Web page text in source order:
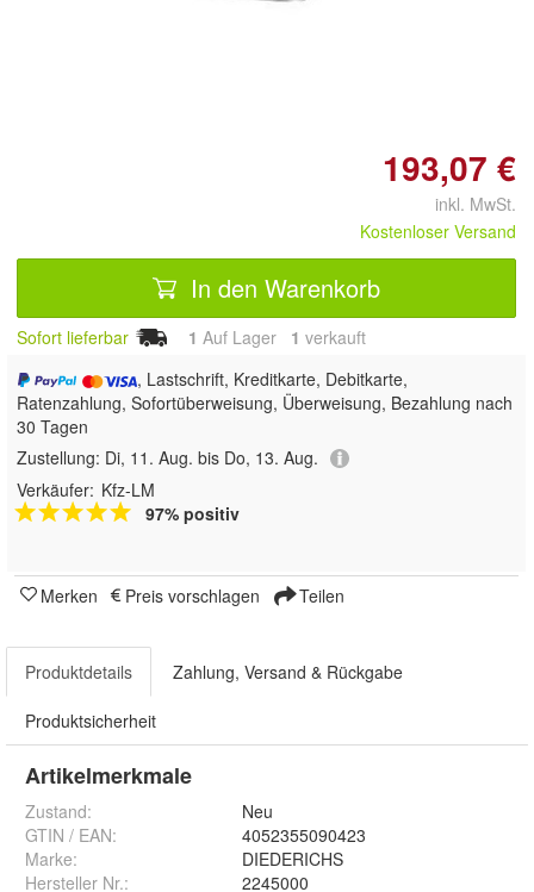
193,07 €
inkl. MwSt.
Kostenloser Versand
In den Warenkorb
Sofort lieferbar 1 Auf Lager 1 verkauft
, Lastschrift, Kreditkarte, Debitkarte,
Ratenzahlung, Sofortüberweisung, Überweisung, Bezahlung nach
30 Tagen
Zustellung: Di, 11. Aug. bis Do, 13. Aug.
Verkäufer: Kfz-LM
97% positiv
Merken Preis vorschlagen Teilen
Produktdetails Zahlung, Versand & Rückgabe
Produktsicherheit
Artikelmerkmale
Zustand:
Neu
GTIN / EAN:
4052355090423
Marke:
DIEDERICHS
Hersteller Nr.:
2245000